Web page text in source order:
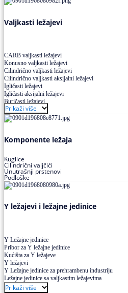
Valjkasti ležajevi
CARB valjkasti ležajevi
Konusno valjkasti ležajevi
Cilindrično valjkasti ležajevi
Cilindrično valjkasti aksijalni ležajevi
Igličasti ležajevi
Igličasti aksijalni ležajevi
Buričasti ležajevi
Buričasti zaptiveni ležajevi
Buričasti aksijalni ležajevi
Prikaži više
Komponente ležaja
Kuglice
Cilindrični valjčići
Unutrašnji prstenovi
Podloške
Y ležajevi i ležajne jedinice
Y Ležajne jedinice
Pribor za Y ležajne jedinice
Kućišta za Y ležajeve
Y ležajevi
Y Ležajne jedinice za prehrambenu industriju
Ležajne jedinice sa valjkastim ležajevima
Prikaži više